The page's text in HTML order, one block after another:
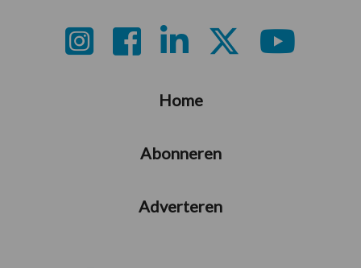
Home
Abonneren
Adverteren